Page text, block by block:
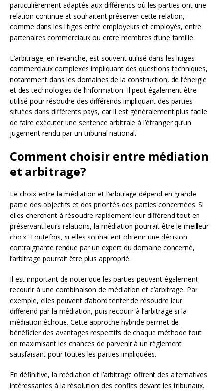
particulièrement adaptée aux différends où les parties ont une
relation continue et souhaitent préserver cette relation,
comme dans les litiges entre employeurs et employés, entre
partenaires commerciaux ou entre membres d’une famille.
L’arbitrage, en revanche, est souvent utilisé dans les litiges
commerciaux complexes impliquant des questions techniques,
notamment dans les domaines de la construction, de l’énergie
et des technologies de l’information. Il peut également être
utilisé pour résoudre des différends impliquant des parties
situées dans différents pays, car il est généralement plus facile
de faire exécuter une sentence arbitrale à l’étranger qu’un
jugement rendu par un tribunal national.
Comment choisir entre médiation
et arbitrage?
Le choix entre la médiation et l’arbitrage dépend en grande
partie des objectifs et des priorités des parties concernées. Si
elles cherchent à résoudre rapidement leur différend tout en
préservant leurs relations, la médiation pourrait être le meilleur
choix. Toutefois, si elles souhaitent obtenir une décision
contraignante rendue par un expert du domaine concerné,
l’arbitrage pourrait être plus approprié.
Il est important de noter que les parties peuvent également
recourir à une combinaison de médiation et d’arbitrage. Par
exemple, elles peuvent d’abord tenter de résoudre leur
différend par la médiation, puis recourir à l’arbitrage si la
médiation échoue. Cette approche hybride permet de
bénéficier des avantages respectifs de chaque méthode tout
en maximisant les chances de parvenir à un règlement
satisfaisant pour toutes les parties impliquées.
En définitive, la médiation et l’arbitrage offrent des alternatives
intéressantes à la résolution des conflits devant les tribunaux.